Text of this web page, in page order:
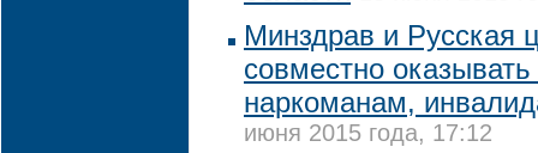
Минздрав и Русская
совместно
наркоманам,
июня 2015 года, 17:12